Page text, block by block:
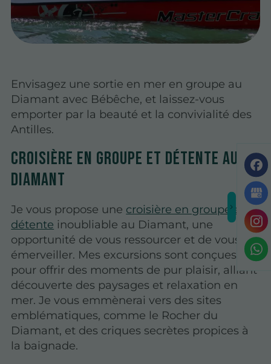
Envisagez une sortie en mer en groupe au
Diamant avec Bébêche, et laissez-vous
emporter par la beauté et la convivialité des
Antilles.
Croisière en groupe et détente au
Diamant
Je vous propose une croisière en groupe et
détente inoubliable au Diamant, une
opportunité de vous ressourcer et de vous
émerveiller. Mes excursions sont conçues
pour offrir des moments de pur plaisir, alliant
découverte des paysages et relaxation en
mer. Je vous emmènerai vers des sites
emblématiques, comme le Rocher du
Diamant, et des criques secrètes propices à
la baignade.